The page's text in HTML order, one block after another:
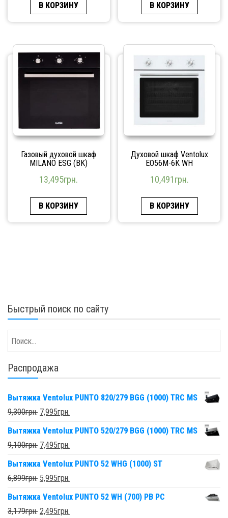
В КОРЗИНУ В КОРЗИНУ
Газовый духовой шкаф
MILANO ESG (BK)
13,495грн.
В КОРЗИНУ
Духовой шкаф Ventolux
EO56M-6K WH
10,491грн.
В КОРЗИНУ
Быстрый поиск по сайту
Распродажа
Вытяжка Ventolux PUNTO 820/279 BGG (1000) TRC MS
9,300грн. 7,995грн.
Вытяжка Ventolux PUNTO 520/279 BGG (1000) TRC MS
9,100грн. 7,495грн.
Вытяжка Ventolux PUNTO 52 WHG (1000) ST
6,899грн. 5,995грн.
Вытяжка Ventolux PUNTO 52 WH (700) PB PC
3,179грн. 2,495грн.